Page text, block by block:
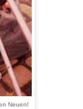
Neuen!